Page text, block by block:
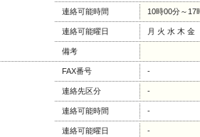
連絡可能時間 10時00分～17
連絡可能曜日 月 火 水 木 金
備考
FAX番号 -
連絡先区分 -
連絡可能時間 -
連絡可能曜日 -